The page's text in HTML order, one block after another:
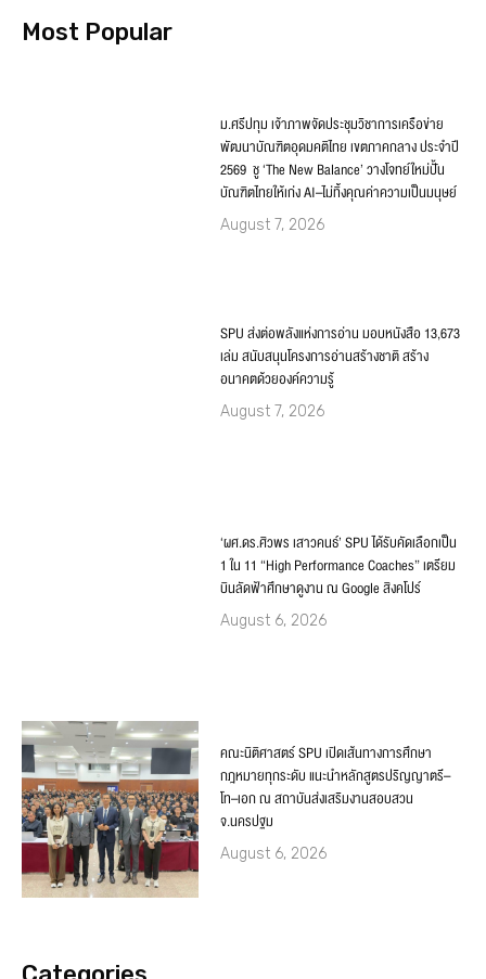
Most Popular
ม.ศรีปทุม เจ้าภาพจัดประชุมวิชาการเครือข่าย
พัฒนาบัณฑิตอุดมคติไทย เขตภาคกลาง ประจำปี
2569 ชู ‘The New Balance’ วางโจทย์ใหม่ปั้น
บัณฑิตไทยให้เก่ง AI–ไม่ทิ้งคุณค่าความเป็นมนุษย์
August 7, 2026
SPU ส่งต่อพลังแห่งการอ่าน มอบหนังสือ 13,673
เล่ม สนับสนุนโครงการอ่านสร้างชาติ สร้าง
อนาคตด้วยองค์ความรู้
August 7, 2026
‘ผศ.ดร.ศิวพร เสาวคนธ์’ SPU ได้รับคัดเลือกเป็น
1 ใน 11 “High Performance Coaches” เตรียม
บินลัดฟ้าศึกษาดูงาน ณ Google สิงคโปร์
August 6, 2026
คณะนิติศาสตร์ SPU เปิดเส้นทางการศึกษา
กฎหมายทุกระดับ แนะนำหลักสูตรปริญญาตรี–
โท–เอก ณ สถาบันส่งเสริมงานสอบสวน
จ.นครปฐม
August 6, 2026